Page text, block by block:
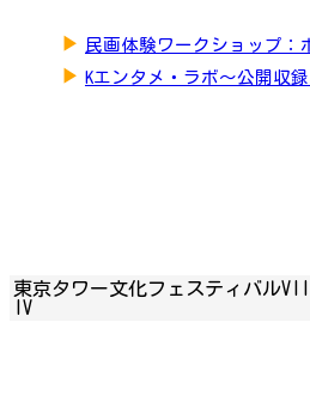
▶ 民画体験ワークショップ：
▶ Kエンタメ・ラボ～公開収
東京タワー文化フェスティバル
IV